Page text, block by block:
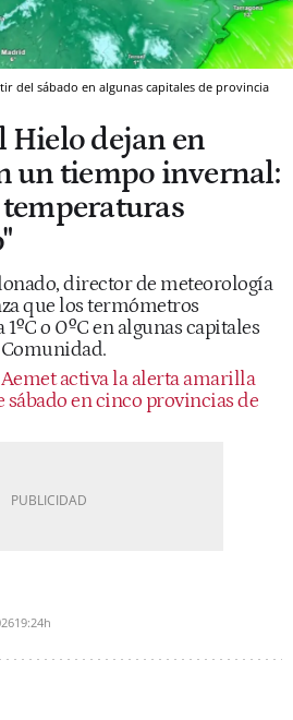
del sábado en algunas capitales de provincia
Hielo dejan en
un tiempo invernal:
temperaturas
director de meteorología
que los termómetros
o 0ºC en algunas capitales
activa la alerta amarilla
sábado en cinco provincias de
19:24h